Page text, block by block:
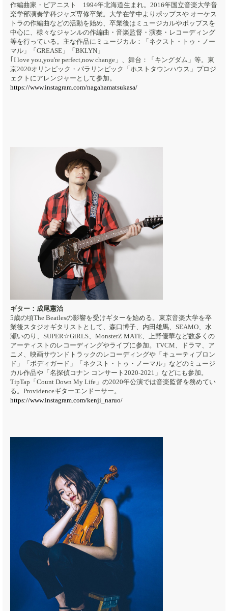
作編曲家・ピアニスト 1994年北海道生まれ。2016年国立音楽大学音
楽学部演奏学科ジャズ専修卒業。大学在学中よりポップスや オーケス
トラの作編曲などの活動を始め、卒業後はミュージカルやポップスを
中心に、様々なジャンルの作編曲・音楽監督・演奏・レコーディング
等を行っている。主な作品にミュージカル：「ネクスト・トゥ・ノー
マル」「GREASE」「BKLYN」
｢I love you,you're perfect,now change」、舞台：「キングダム」等。東
京2020オリンピック・パラリンピック「ホストタウンハウス」プロジ
ェクトにアレンジャーとして参加。
https://www.instagram.com/nagahamatsukasa/
ギター：成尾憲治
5歳の頃The Beatlesの影響を受けギターを始める。東京音楽大学を卒
業後スタジオギタリストとして、森口博子、内田雄馬、SEAMO、水
瀬いのり、SUPER☆GiRLS、MonsterZ MATE、上野優華など数多くの
アーティストのレコーディングやライブに参加。TVCM、ドラマ、ア
ニメ、映画サウンドトラックのレコーディングや「キューティブロン
ド」「ボディガード」「ネクスト・トゥ・ノーマル」などのミュージ
カル作品や「名探偵コナン コンサート2020-2021」などにも参加。
TipTap「Count Down My Life」の2020年公演では音楽監督を務めてい
る。Providenceギターエンドーサー。
https://www.instagram.com/kenji_naruo/